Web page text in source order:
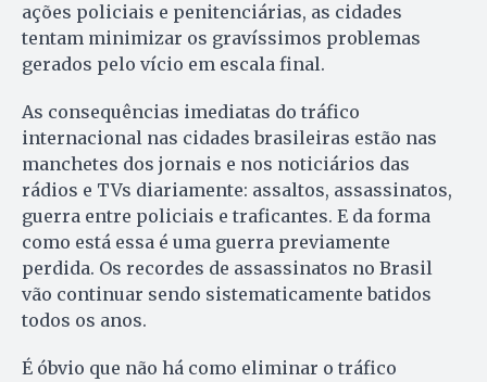
ações policiais e penitenciárias, as cidades
tentam minimizar os gravíssimos problemas
gerados pelo vício em escala final.
As consequências imediatas do tráfico
internacional nas cidades brasileiras estão nas
manchetes dos jornais e nos noticiários das
rádios e TVs diariamente: assaltos, assassinatos,
guerra entre policiais e traficantes. E da forma
como está essa é uma guerra previamente
perdida. Os recordes de assassinatos no Brasil
vão continuar sendo sistematicamente batidos
todos os anos.
É óbvio que não há como eliminar o tráfico